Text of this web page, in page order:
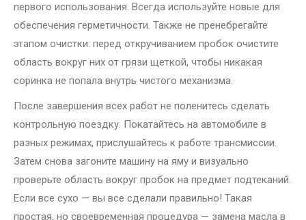
первого использования. Всегда используйте новые для
обеспечения герметичности. Также не пренебрегайте
этапом очистки: перед откручиванием пробок очистите
область вокруг них от грязи щеткой, чтобы никакая
соринка не попала внутрь чистого механизма.
После завершения всех работ не поленитесь сделать
контрольную поездку. Покатайтесь на автомобиле в
разных режимах, прислушайтесь к работе трансмиссии.
Затем снова загоните машину на яму и визуально
проверьте область вокруг пробок на предмет подтеканий.
Если все сухо — вы все сделали правильно! Такая
простая, но своевременная процедура — замена масла в